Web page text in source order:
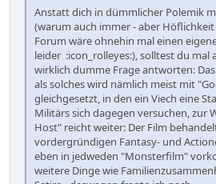
Anstatt dich in dümmlicher Polemik
(warum auch immer - aber
Forum wäre ohnehin mal einen
leider :icon_rolleyes:), solltest du mal
wirklich dumme Frage antworten:
als solches wird nämlich meist mit
gleichgesetzt, in den ein Viech eine
Militärs sich dagegen versuchen, zur
Host" reicht weiter: Der Film
vordergründigen Fantasy- und
eben in jedweden "Monsterfilm"
weitere Dinge wie